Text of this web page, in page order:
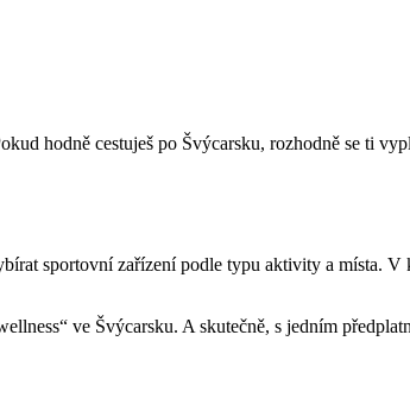
hodně cestuješ po Švýcarsku, rozhodně se ti
sportovní zařízení podle typu aktivity a místa.
ve Švýcarsku. A skutečně, s jedním